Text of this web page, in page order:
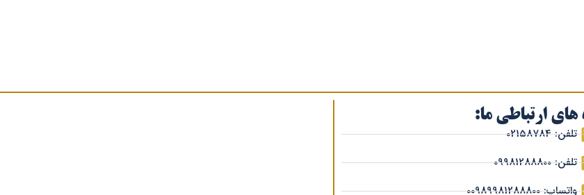
های ارتباطی ما:
تلفن: 02158784
تلفن: 09981288800
واتساپ: 00989981288800